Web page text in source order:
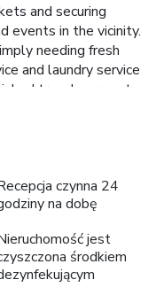
and securing
events in the vicinity.
needing fresh
and laundry service
travel garments
daily housekeeping
and
ensuring your
Smoking
the utmost level of
inviting design and
creating a delightful
czynna 24
na dobę
jest
środkiem